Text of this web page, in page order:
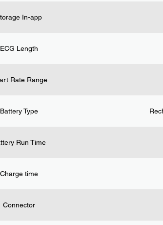
In-app
ECG Length
Rate Range
Battery Type
Run Time
Charge time
Connector